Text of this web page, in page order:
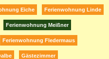
Eiche Ferienwohnung Linde
Ferienwohnung Meißner
Ferienwohnung Fledermaus
Gästezimmer